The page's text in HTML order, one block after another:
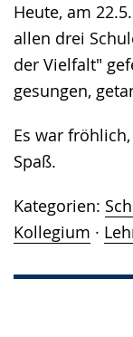
Heute, am
allen drei
der Vielfalt"
gesungen,
Es war
Spaß.
Kategorien:
Kollegium ·